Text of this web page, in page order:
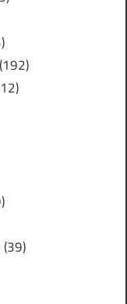
(192)
(39)